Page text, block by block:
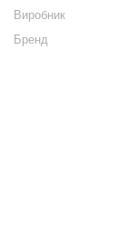
Виробник
Бренд